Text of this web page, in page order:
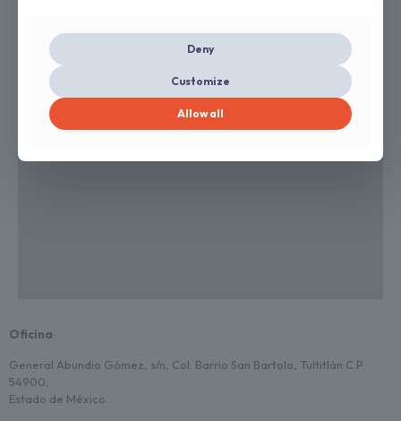
Oficina:
General Abundio Gómez, s/n, Col. Barrio San Bartolo, Tultitlán C.P.
54900,
Estado de México.
Deny
Customize
Allow all